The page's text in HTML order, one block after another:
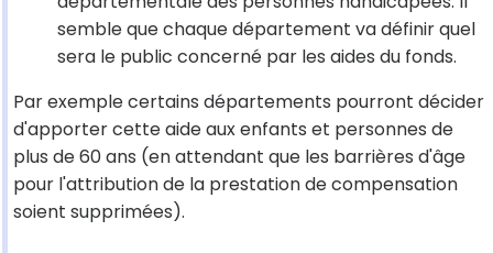
semble que chaque département va définir quel
sera le public concerné par les aides du fonds.
Par exemple certains départements pourront décider
d'apporter cette aide aux enfants et personnes de
plus de 60 ans (en attendant que les barrières d'âge
pour l'attribution de la prestation de compensation
soient supprimées).